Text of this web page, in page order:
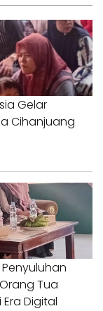
Gelar
Cihanjuang
Penyuluhan
Tua
Digital